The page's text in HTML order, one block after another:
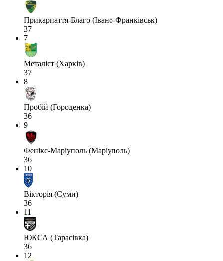
Прикарпаття-Благо (Івано-Франківськ)
37
7
Металіст (Харків)
37
8
Пробій (Городенка)
36
9
Фенікс-Маріуполь (Маріуполь)
36
10
Вікторія (Суми)
36
11
ЮКСА (Тарасівка)
36
12